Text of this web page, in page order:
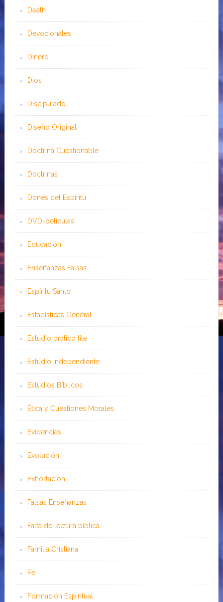
Death
Devocionales
Dinero
Dios
Discipulado
Diseño Original
Doctrina Cuestionable
Doctrinas
Dones del Espíritu
DVD-peliculas
Educación
Enseñanzas Falsas
Espíritu Santo
Estadísticas General
Estudio bíblico lite
Estudio Independiente
Estudios Bíblicos
Ética y Cuestiones Morales
Evidencias
Evolución
Exhortación
Falsas Enseñanzas
Falta de lectura bíblica
Familia Cristiana
Fe
Formación Espiritual